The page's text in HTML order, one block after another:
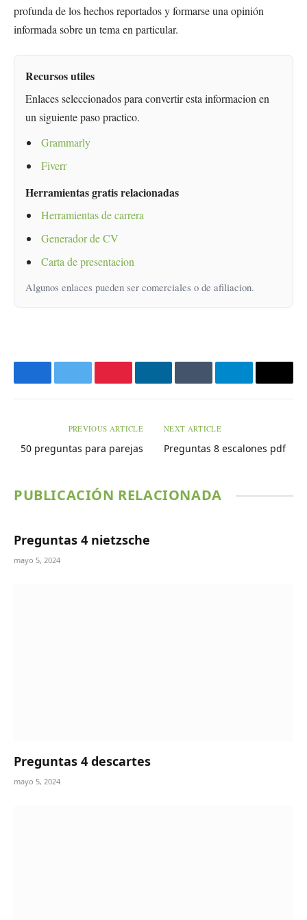
profunda de los hechos reportados y formarse una opinión
informada sobre un tema en particular.
Recursos utiles
Enlaces seleccionados para convertir esta informacion en
un siguiente paso practico.
Grammarly
Fiverr
Herramientas gratis relacionadas
Herramientas de carrera
Generador de CV
Carta de presentacion
Algunos enlaces pueden ser comerciales o de afiliacion.
FacebookTwitter PinterestLinkedInTumblr TelegramEmail
PREVIOUS ARTICLE
50 preguntas para parejas
NEXT ARTICLE
Preguntas 8 escalones pdf
PUBLICACIÓN RELACIONADA
Preguntas 4 nietzsche
mayo 5, 2024
Preguntas 4 descartes
mayo 5, 2024